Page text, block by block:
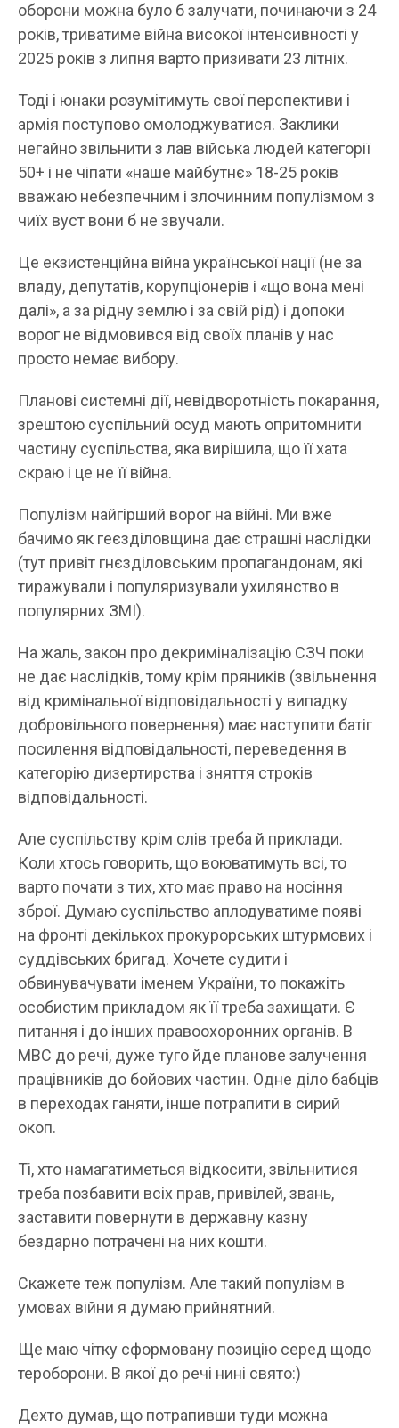
оборони можна було б залучати, починаючи з 24
років, триватиме війна високої інтенсивності у
2025 років з липня варто призивати 23 літніх.
Тоді і юнаки розумітимуть свої перспективи і
армія поступово омолоджуватися. Заклики
негайно звільнити з лав війська людей категорії
50+ і не чіпати «наше майбутнє» 18-25 років
вважаю небезпечним і злочинним популізмом з
чиїх вуст вони б не звучали.
Це екзистенційна війна української нації (не за
владу, депутатів, корупціонерів і «що вона мені
далі», а за рідну землю і за свій рід) і допоки
ворог не відмовився від своїх планів у нас
просто немає вибору.
Планові системні дії, невідворотність покарання,
зрештою суспільний осуд мають опритомнити
частину суспільства, яка вирішила, що її хата
скраю і це не її війна.
Популізм найгірший ворог на війні. Ми вже
бачимо як геєзділовщина дає страшні наслідки
(тут привіт гнєзділовським пропагандонам, які
тиражували і популяризували ухилянство в
популярних ЗМІ).
На жаль, закон про декриміналізацію СЗЧ поки
не дає наслідків, тому крім пряників (звільнення
від кримінальної відповідальності у випадку
добровільного повернення) має наступити батіг
посилення відповідальності, переведення в
категорію дизертирства і зняття строків
відповідальності.
Але суспільству крім слів треба й приклади.
Коли хтось говорить, що воюватимуть всі, то
варто почати з тих, хто має право на носіння
зброї. Думаю суспільство аплодуватиме появі
на фронті декількох прокурорських штурмових і
суддівських бригад. Хочете судити і
обвинувачувати іменем України, то покажіть
особистим прикладом як її треба захищати. Є
питання і до інших правоохоронних органів. В
МВС до речі, дуже туго йде планове залучення
працівників до бойових частин. Одне діло бабців
в переходах ганяти, інше потрапити в сирий
окоп.
Ті, хто намагатиметься відкосити, звільнитися
треба позбавити всіх прав, привілей, звань,
заставити повернути в державну казну
бездарно потрачені на них кошти.
Скажете теж популізм. Але такий популізм в
умовах війни я думаю прийнятний.
Ще маю чітку сформовану позицію серед щодо
тероборони. В якої до речі нині свято:)
Дехто думав, що потрапивши туди можна